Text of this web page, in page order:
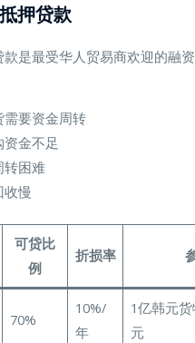
押贷款
款是最受华人贸易商欢迎的融
需要资金周转
金不足
转困难
收慢
可贷比
例
折损率
70%
10%/
年
1亿韩元
元